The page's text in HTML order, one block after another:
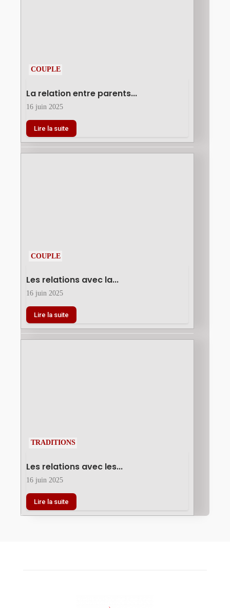
COUPLE
La relation entre parents...
16 juin 2025
Lire la suite
COUPLE
Les relations avec la...
16 juin 2025
Lire la suite
TRADITIONS
Les relations avec les...
16 juin 2025
Lire la suite